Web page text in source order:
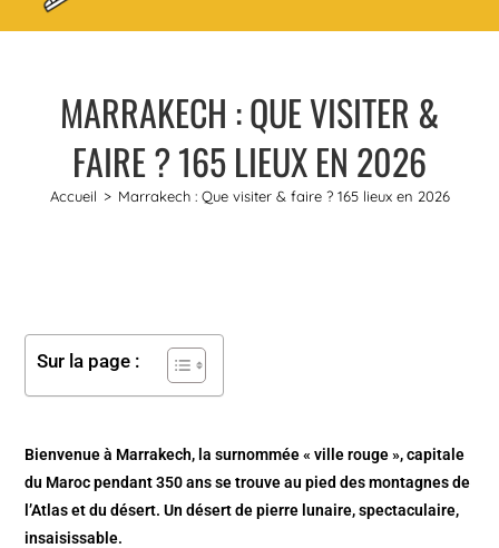
MARRAKECH : QUE VISITER &
FAIRE ? 165 LIEUX EN 2026
Accueil > Marrakech : Que visiter & faire ? 165 lieux en 2026
Sur la page :
Bienvenue à Marrakech, la surnommée « ville rouge », capitale
du Maroc pendant 350 ans se trouve au pied des montagnes de
l’Atlas et du désert. Un désert de pierre lunaire, spectaculaire,
insaisissable.